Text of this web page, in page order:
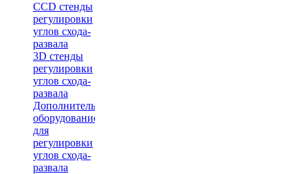
CCD стенды
регулировки
углов схода-
развала
3D стенды
регулировки
углов схода-
развала
Дополнительное
оборудование
для
регулировки
углов схода-
развала